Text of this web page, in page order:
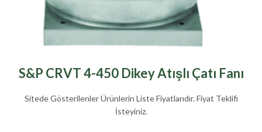
S&P CRVT 4-450 Dikey Atışlı Çatı Fanı
Sitede Gösterilenler Ürünlerin Liste Fiyatlarıdır. Fiyat Teklifi
İsteyiniz.